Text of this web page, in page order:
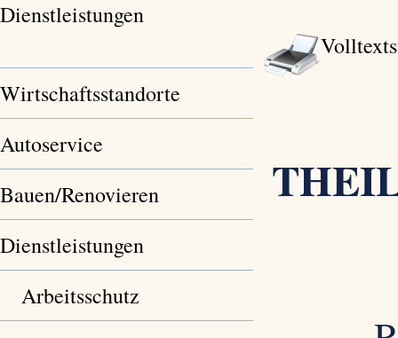
Dienstleistungen
Wirtschaftsstandorte
Autoservice
Bauen/Renovieren
Dienstleistungen
Arbeitsschutz